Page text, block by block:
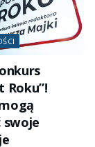
Roku”!
swoje